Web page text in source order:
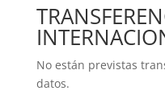
No están previstas
datos.